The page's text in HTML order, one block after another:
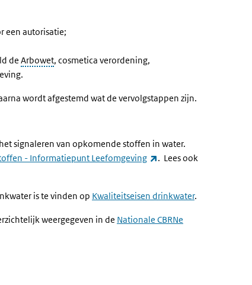
een autorisatie;
de Arbowet, cosmetica verordening,
wordt afgestemd wat de vervolgstappen zijn.
signaleren van opkomende stoffen in water.
- Informatiepunt Leefomgeving (externe link)
. Lees ook
is te vinden op Kwaliteitseisen drinkwater.
weergegeven in de Nationale CBRNe